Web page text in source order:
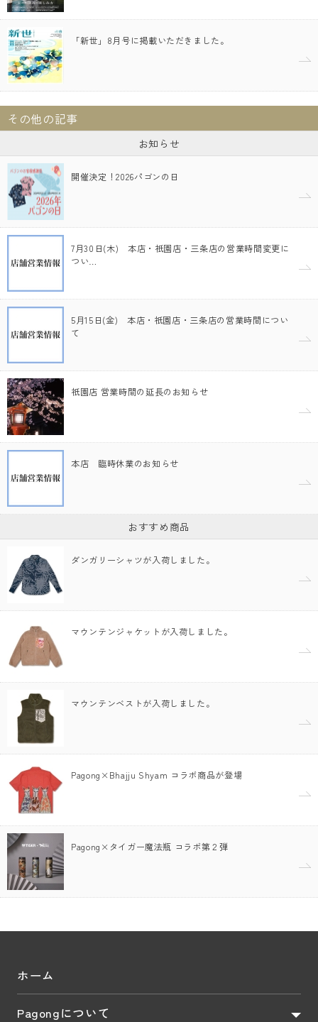
「新世」8月号に掲載いただきました。
その他の記事
お知らせ
開催決定！2026パゴンの日
7月30日(木) 本店・祇園店・三条店の営業時間変更に
つい…
5月15日(金) 本店・祇園店・三条店の営業時間につい
て
祇園店 営業時間の延長のお知らせ
本店 臨時休業のお知らせ
おすすめ商品
ダンガリーシャツが入荷しました。
マウンテンジャケットが入荷しました。
マウンテンベストが入荷しました。
Pagong×Bhajju Shyam コラボ商品が登場
Pagong×タイガー魔法瓶 コラボ第２弾
ホーム
Pagongについて